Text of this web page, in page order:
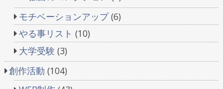
モチベーションアップ(6)
やる事リスト (10)
大学受験 (3)
創作活動 (104)